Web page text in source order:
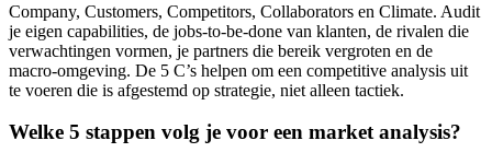
Company, Customers, Competitors, Collaborators en Climate. Audit
je eigen capabilities, de jobs-to-be-done van klanten, de rivalen die
verwachtingen vormen, je partners die bereik vergroten en de
macro-omgeving. De 5 C’s helpen om een competitive analysis uit
te voeren die is afgestemd op strategie, niet alleen tactiek.
Welke 5 stappen volg je voor een market analysis?